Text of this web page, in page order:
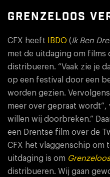
GRENZELOOS
CFX heeft IBDO (Ik Ben
met de uitdaging om films
distribueren. “Vaak zie je
op een festival door een
worden gezien.
meer over gepraat wordt”,
willen wij doorbreken.”
een Drentse film over de
CFX het vlaggenschip om
uitdaging is om
distribueren. Wij gaan